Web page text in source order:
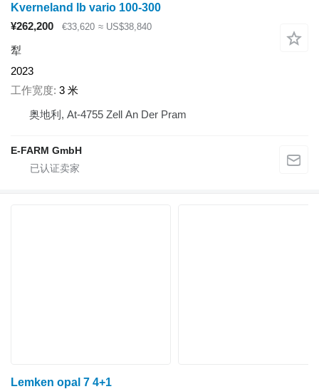
Kverneland lb vario 100-300
¥262,200
€33,620 ≈ US$38,840
犁
2023
工作宽度 3 米
奥地利, At-4755 Zell An Der Pram
E-FARM GmbH
Lemken opal 7 4+1